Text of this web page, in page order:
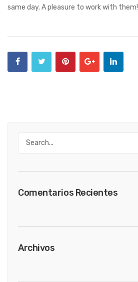
same day. A pleasure to work with them!
Comentarios Recientes
Archivos